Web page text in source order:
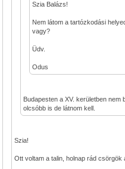
Szia Balázs!
Nem látom a tartózkodási
vagy?
Üdv.
Odus
Budapesten a XV. kerületben
olcsóbb is de látnom kell.
Szia!
Ott voltam a talin, holnap rád csörgök